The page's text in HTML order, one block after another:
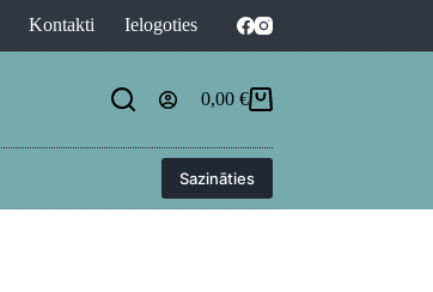
Kontakti Ielogoties
Shopping
0,00 €
Sazināties